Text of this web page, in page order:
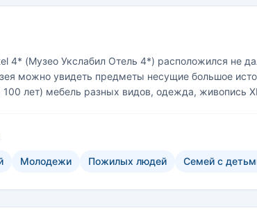
4* (Музео Укслабил Отель 4*) расположился не
можно увидеть предметы несущие большое
100 лет) мебель разных видов, одежда, живопись
Молодежи Пожилых людей Семей с